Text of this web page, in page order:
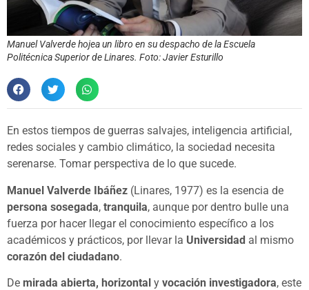
Manuel Valverde hojea un libro en su despacho de la Escuela
Politécnica Superior de Linares. Foto: Javier Esturillo
En estos tiempos de guerras salvajes, inteligencia artificial,
redes sociales y cambio climático, la sociedad necesita
serenarse. Tomar perspectiva de lo que sucede.
Manuel Valverde Ibáñez (Linares, 1977) es la esencia de
persona sosegada, tranquila, aunque por dentro bulle una
fuerza por hacer llegar el conocimiento específico a los
académicos y prácticos, por llevar la Universidad al mismo
corazón del ciudadano.
De mirada abierta, horizontal y vocación investigadora, este